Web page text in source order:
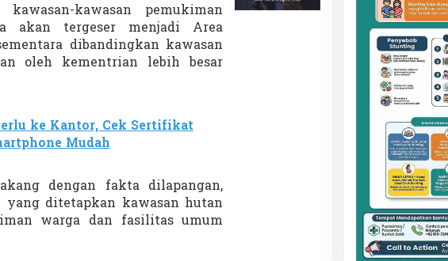
kawasan pemukiman
akan tergeser menjadi Area
dibandingkan kawasan
oleh kementrian lebih besar
ke Kantor, Cek Sertifikat
Mudah
dengan fakta dilapangan,
yang ditetapkan kawasan hutan
warga dan fasilitas umum